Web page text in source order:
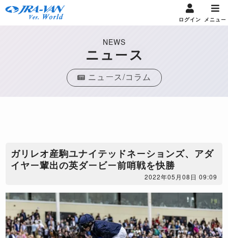
ログイン メニュー
NEWS
ニュース
ニュース/コラム
ガリレオ産駒ユナイテッドネーションズ、アダ
イヤー輩出の英ダービー前哨戦を快勝
2022年05月08日 09:09